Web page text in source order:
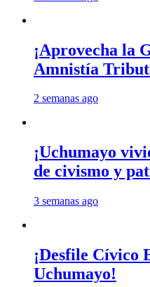
¡Aprovecha la
Amnistía
2 semanas ago
¡Uchumayo
de civismo y
3 semanas ago
¡Desfile Cívico
Uchumayo!